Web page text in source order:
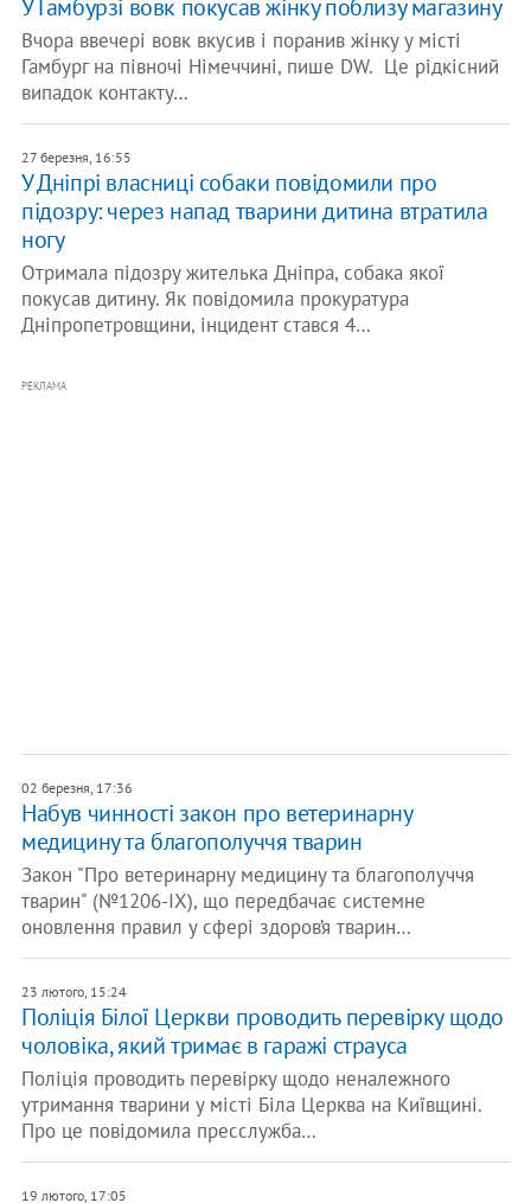
У Гамбурзі вовк покусав жінку поблизу магазину
Вчора ввечері вовк вкусив і поранив жінку у місті
Гамбург на півночі Німеччині, пише DW. Це рідкісний
випадок контакту…
27 березня, 16:55
У Дніпрі власниці собаки повідомили про
підозру: через напад тварини дитина втратила
ногу
Отримала підозру жителька Дніпра, собака якої
покусав дитину. Як повідомила прокуратура
Дніпропетровщини, інцидент стався 4…
РЕКЛАМА
02 березня, 17:36
Набув чинності закон про ветеринарну
медицину та благополуччя тварин
Закон "Про ветеринарну медицину та благополуччя
тварин" (№1206-IX), що передбачає системне
оновлення правил у сфері здоров’я тварин…
23 лютого, 15:24
​Поліція Білої Церкви проводить перевірку щодо
чоловіка, який тримає в гаражі страуса
Поліція проводить перевірку щодо неналежного
утримання тварини у місті Біла Церква на Київщині.
Про це повідомила пресслужба…
19 лютого, 17:05